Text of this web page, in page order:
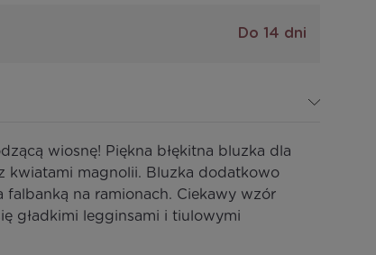
Do 14 dni
wiosnę! Piękna błękitna bluzka dla
kwiatami magnolii. Bluzka dodatkowo
falbanką na ramionach. Ciekawy wzór
gładkimi legginsami i tiulowymi